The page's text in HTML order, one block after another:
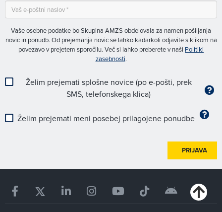
Vaše osebne podatke bo Skupina AMZS obdelovala za namen pošiljanja
novic in ponudb. Od prejemanja novic se lahko kadarkoli odjavite s klikom na
povezavo v prejetem sporočilu. Več si lahko preberete v naši Politiki
zasebnosti.
Želim prejemati splošne novice (po e-pošti, prek
SMS, telefonskega klica)
Želim prejemati meni posebej prilagojene ponudbe
PRIJAVA